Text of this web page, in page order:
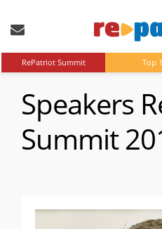
RePatriot Summit Top
Speakers
Summit